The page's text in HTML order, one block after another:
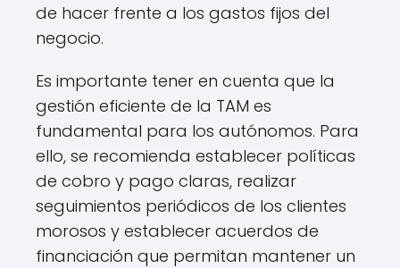
de hacer frente a los gastos fijos del
negocio.
Es importante tener en cuenta que la
gestión eficiente de la TAM es
fundamental para los autónomos. Para
ello, se recomienda establecer políticas
de cobro y pago claras, realizar
seguimientos periódicos de los clientes
morosos y establecer acuerdos de
financiación que permitan mantener un